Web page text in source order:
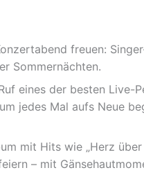
freuen:
Sommernächten.
eines der besten
jedes Mal aufs Neue
mit Hits wie „Herz
– mit